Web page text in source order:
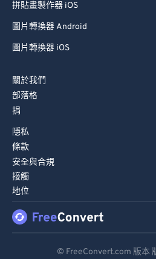
拼貼畫製作器 iOS
圖片轉換器 Android
圖片轉換器 iOS
關於我們
部落格
捐
隱私
條款
安全與合規
接觸
地位
© FreeConvert.com 版本